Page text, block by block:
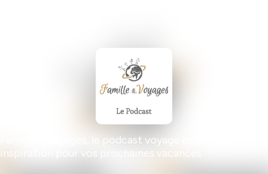
Famille & Voyages, le podcast voyage en famille,
inspiration pour vos prochaines vacances